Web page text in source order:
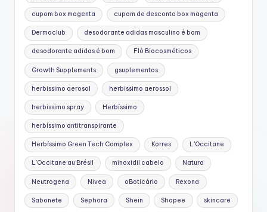
cupom box magenta cupom de desconto box magenta
Dermaclub desodorante adidas masculino é bom
desodorante adidas é bom Flô Biocosméticos
Growth Supplements gsuplementos
herbissimo aerosol herbissimo aerossol
herbissimo spray Herbíssimo
herbíssimo antitranspirante
Herbíssimo Green Tech Complex Korres L'Occitane
L’Occitane au Brésil minoxidil cabelo Natura
Neutrogena Nivea oBoticário Rexona
Sabonete Sephora Shein Shopee skincare